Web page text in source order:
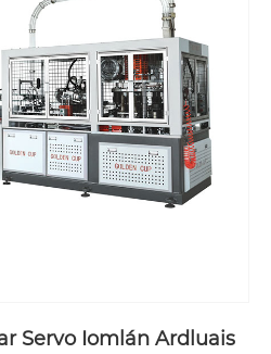
Servo Iomlán Ardluais